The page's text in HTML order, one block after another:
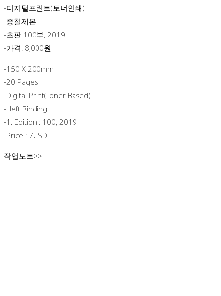
-디지털프린트(토너인쇄)
-중철제본
-초판 100부, 2019
-가격: 8,000원
-150 X 200mm
-20 Pages
-digital Print(toner Based)
-heft Binding
-1. Edition : 100, 2019
-price : 7USD
작업노트>>